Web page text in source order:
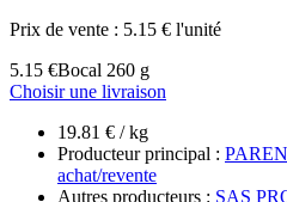
Prix de vente : 5.15 € l'unité
5.15 €Bocal 260 g
Choisir une livraison
19.81 € / kg
Producteur principal :
achat/revente
Autres producteurs : SAS